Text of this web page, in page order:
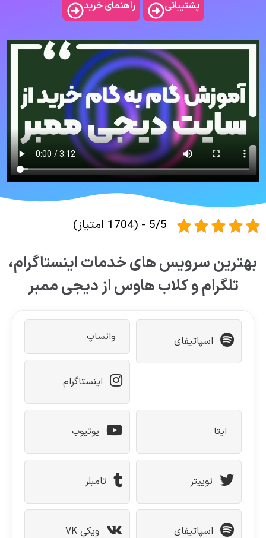
پشتیبانی راهنمای خرید
5/5 - (1704 امتیاز)
بهترین سرویس های خدمات اینستاگرام،
تلگرام و کلاب هاوس از دیجی ممبر
اسپاتیفای واتساپ
اینستاگرام
ایتا یوتیوب
توییتر تامبلر
اسپاتیفای ویکی VK